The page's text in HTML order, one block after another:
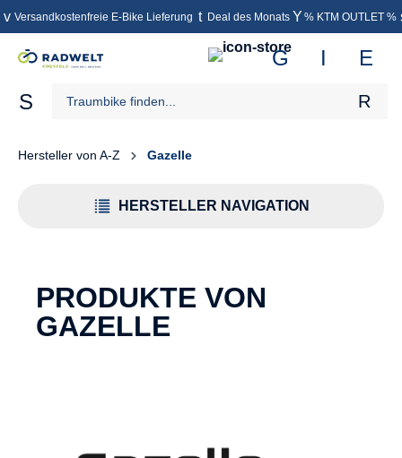
springen
Versandkostenfreie E-Bike Lieferung Deal des Monats % KTM OUTLET %
Hersteller von A-Z Gazelle
HERSTELLER NAVIGATION
PRODUKTE VON
GAZELLE